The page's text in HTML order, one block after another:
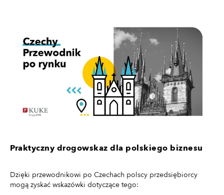
Praktyczny drogowskaz dla polskiego biznesu
Dzięki przewodnikowi po Czechach polscy przedsiębiorcy
mogą zyskać wskazówki dotyczące tego: